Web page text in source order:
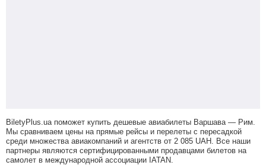
BiletyPlus.ua поможет купить дешевые авиабилеты Варшава — Рим.
Мы сравниваем цены на прямые рейсы и перелеты с пересадкой
среди множества авиакомпаний и агентств от 2 085 UAH . Все наши
партнеры являются сертифицированными продавцами билетов на
самолет в международной ассоциации IATAN.